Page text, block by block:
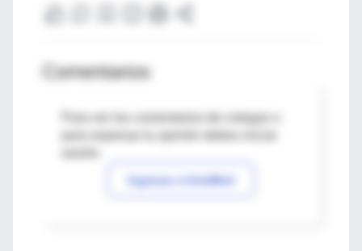
Comentarios
Para ver los comentarios de colegas o
Ingresar a IntraMed